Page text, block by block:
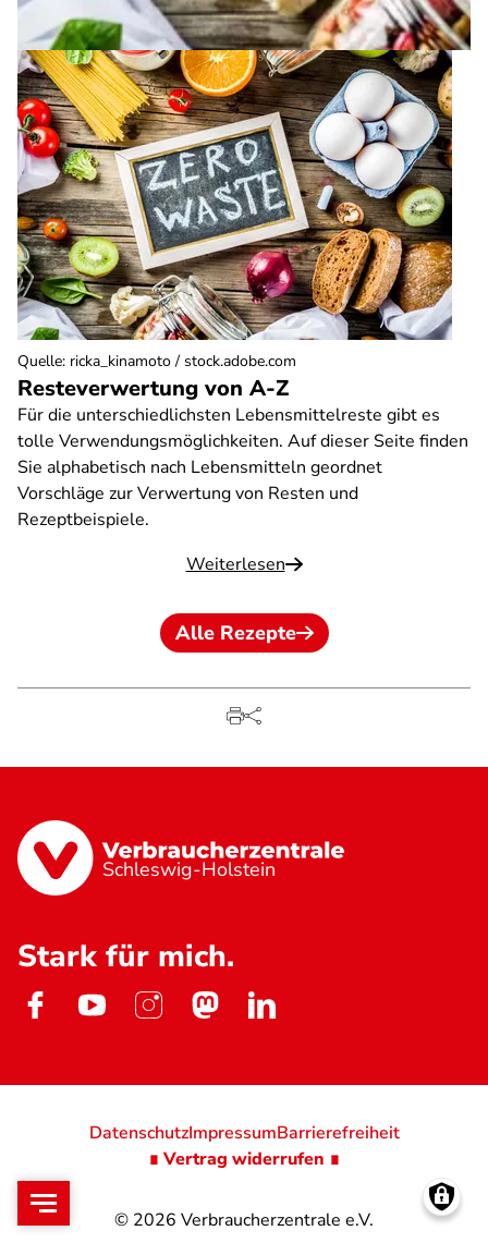
Resteverwertung von A-Z
Für die unterschiedlichsten Lebensmittelreste gibt es
tolle Verwendungsmöglichkeiten. Auf dieser Seite finden
Sie alphabetisch nach Lebensmitteln geordnet
Vorschläge zur Verwertung von Resten und
Rezeptbeispiele.
Weiterlesen
Quelle: ricka_kinamoto / stock.adobe.com
Alle Rezepte
Schleswig-Holstein
Stark für mich.
© 2026 Verbraucherzentrale e.V.
DatenschutzImpressumBarrierefreiheit
∎ Vertrag widerrufen ∎